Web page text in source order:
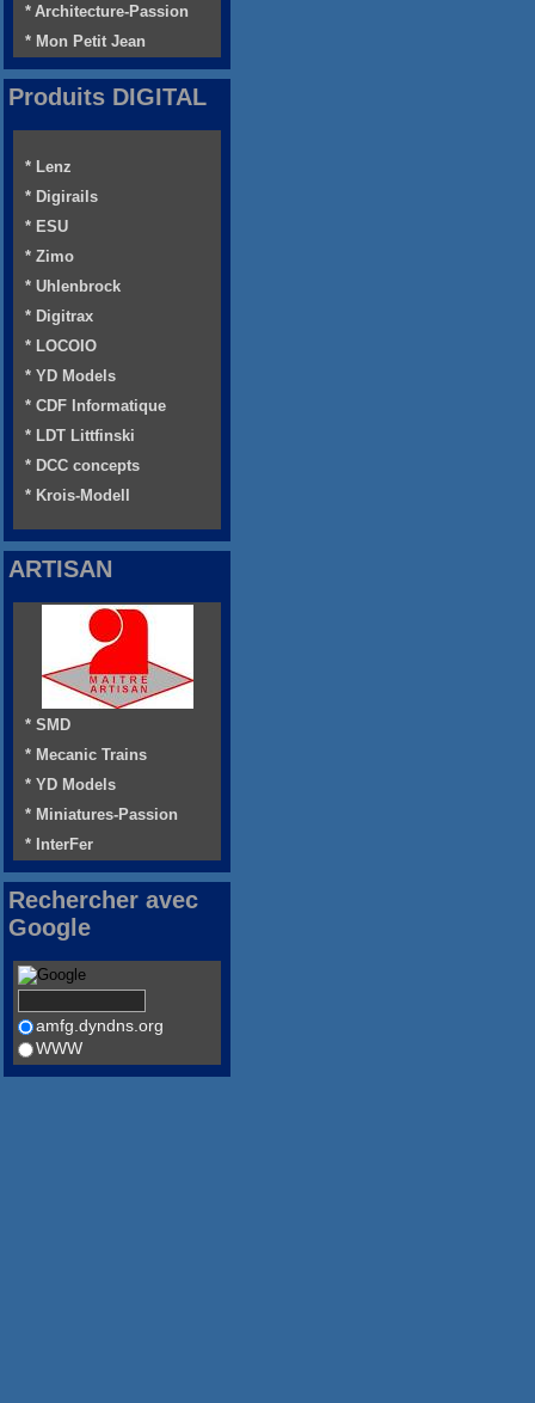
* Architecture-Passion
* Mon Petit Jean
Produits DIGITAL
* Lenz
* Digirails
* ESU
* Zimo
* Uhlenbrock
* Digitrax
* LOCOIO
* YD Models
* CDF Informatique
* LDT Littfinski
* DCC concepts
* Krois-Modell
ARTISAN
* SMD
* Mecanic Trains
* YD Models
* Miniatures-Passion
* InterFer
Rechercher avec
Google
amfg.dyndns.org
WWW